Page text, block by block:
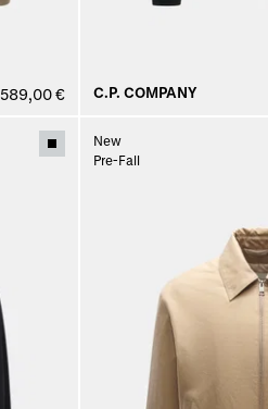
589,00 € C.P. COMPANY
New
Pre-Fall